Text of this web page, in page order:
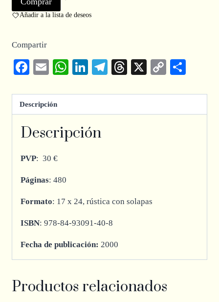
Añadir a la lista de deseos
Compartir
Facebook
EmailWhatsApp
LinkedIn
Telegram
Threads
X
Copy
Descripción
Descripción
PVP: 30 €
Páginas: 480
Formato: 17 x 24, rústica con solapas
ISBN: 978-84-93091-40-8
Fecha de publicación: 2000
Productos relacionados